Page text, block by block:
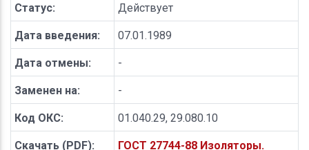
Статус: Действует
Дата введения: 07.01.1989
Дата отмены: -
Заменен на: -
Код ОКС: 01.040.29, 29.080.10
Скачать (PDF):
ГОСТ 27744-88 Изоляторы.